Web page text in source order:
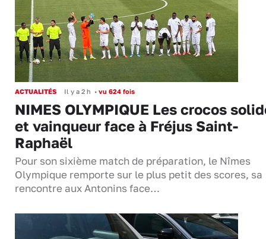
ACTUALITÉS Il y a 2 h • vu 624 fois
NIMES OLYMPIQUE Les crocos
et vainqueur face à Fréjus Saint-
Raphaël
Pour son sixième match de préparation, le Nîmes
Olympique remporte sur le plus petit des scores, sa
rencontre aux Antonins face…